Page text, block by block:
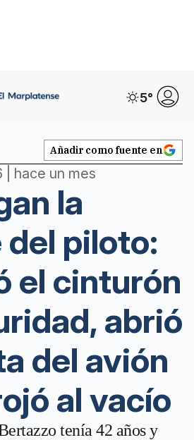
5°
Añadir como fuente en
| hace un mes
la
piloto:
el cinturón
abrió
del avión
al vacío
tenía 42 años y